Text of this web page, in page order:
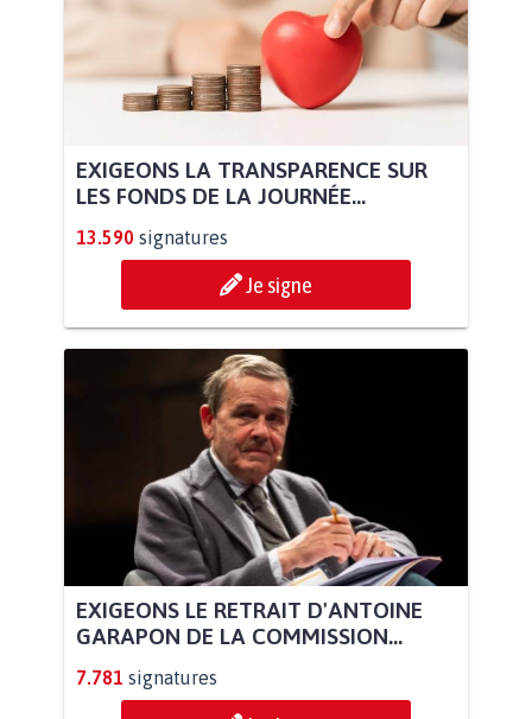
EXIGEONS LA TRANSPARENCE SUR
LES FONDS DE LA JOURNÉE...
13.590 signatures
Je signe
EXIGEONS LE RETRAIT D'ANTOINE
GARAPON DE LA COMMISSION...
7.781 signatures